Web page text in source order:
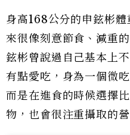
身高168公分的申鉉彬
來很像刻意節食、減重
鉉彬曾說過自己基本上
有點愛吃，身為一個微
而是在進食的時候選擇
物，也會很注重攝取的